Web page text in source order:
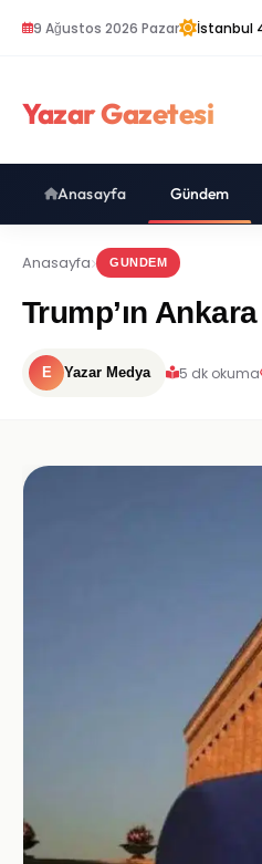
9 Ağustos 2026 Pazar İstanbul
Yazar Gazetesi
Anasayfa Gündem
Anasayfa GUNDEM
Trump’ın
E Yazar Medya 5 dk okuma